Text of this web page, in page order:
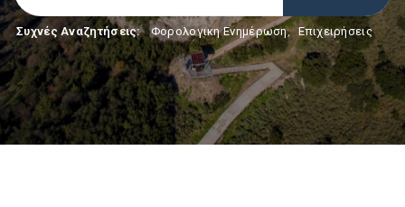
Συχνές Αναζητήσεις: Φορολογικη Ενημέρωση, Επιχειρήσεις